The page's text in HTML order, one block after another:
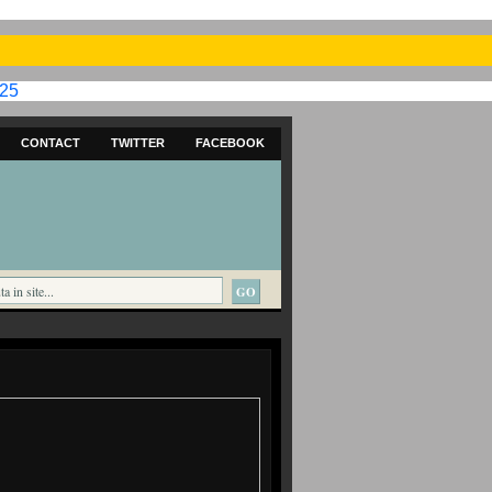
CONTACT TWITTER FACEBOOK